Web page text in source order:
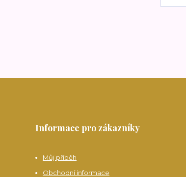
Informace pro zákazníky
Můj příběh
Obchodní informace